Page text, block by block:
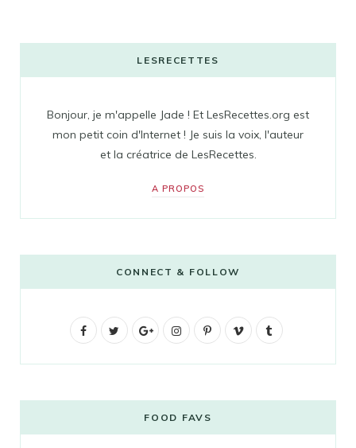
LESRECETTES
Bonjour, je m'appelle Jade ! Et LesRecettes.org est
mon petit coin d'Internet ! Je suis la voix, l'auteur
et la créatrice de LesRecettes.
A PROPOS
CONNECT & FOLLOW
F
b
t
G
g
l
I
t
a
P
e
V
o
l
FOOD FAVS